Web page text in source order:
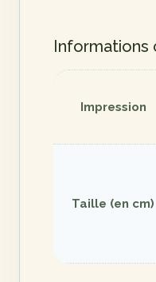
Informations
Impression
Taille (en cm)